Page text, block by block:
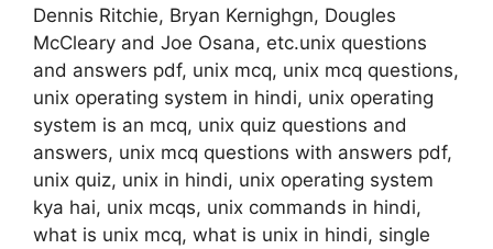
Dennis Ritchie, Bryan Kernighgn, Dougles
McCleary and Joe Osana, etc.unix questions
and answers pdf, unix mcq, unix mcq questions,
unix operating system in hindi, unix operating
system is an mcq, unix quiz questions and
answers, unix mcq questions with answers pdf,
unix quiz, unix in hindi, unix operating system
kya hai, unix mcqs, unix commands in hindi,
what is unix mcq, what is unix in hindi, single